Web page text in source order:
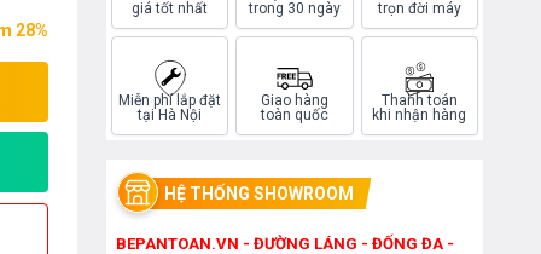
28%
giá tốt nhất
trong 30 ngày
trọn đời máy
Miễn phí lắp đặt
tại Hà Nội
Giao hàng
toàn quốc
Thanh toán
khi nhận hàng
HỆ THỐNG SHOWROOM
BEPANTOAN.VN - ĐƯỜNG LÁNG - ĐỐNG ĐA -